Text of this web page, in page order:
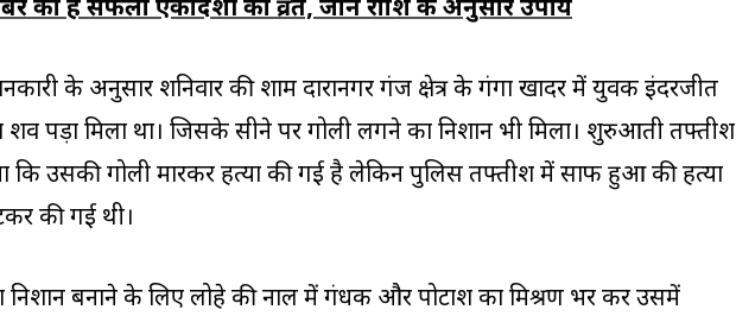
को है सफला एकादशी का व्रत, जानें राशि के अनुसार उपाय
के अनुसार शनिवार की शाम दारानगर गंज क्षेत्र के गंगा खादर में युवक इंदरजीत
शव पड़ा मिला था। जिसके सीने पर गोली लगने का निशान भी मिला। शुरुआती तफ्तीश
कि उसकी गोली मारकर हत्या की गई है लेकिन पुलिस तफ्तीश में साफ हुआ की हत्या
की गई थी।
निशान बनाने के लिए लोहे की नाल में गंधक और पोटाश का मिश्रण भर कर उसमें